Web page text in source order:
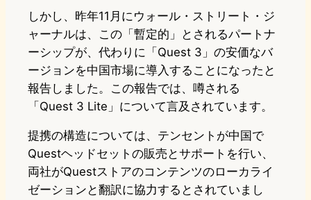
しかし、昨年11月にウォール・ストリート・ジ
ャーナルは、この「暫定的」とされるパートナ
ーシップが、代わりに「Quest 3」の安価なバ
ージョンを中国市場に導入することになったと
報告しました。この報告では、噂される
「Quest 3 Lite」について言及されています。
提携の構造については、テンセントが中国で
Questヘッドセットの販売とサポートを行い、
両社がQuestストアのコンテンツのローカライ
ゼーションと翻訳に協力するとされていまし